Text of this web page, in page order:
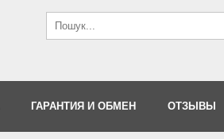
ГАРАНТИЯ И ОБМЕН ОТЗЫВЫ